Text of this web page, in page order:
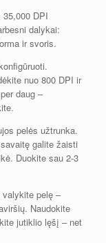
DPI
dalykai:
ir svoris.
nuo 800 DPI ir
daug –
pelės užtrunka.
galite žaisti
Duokite sau 2-3
pelę –
Naudokite
jutiklio lęšį – net